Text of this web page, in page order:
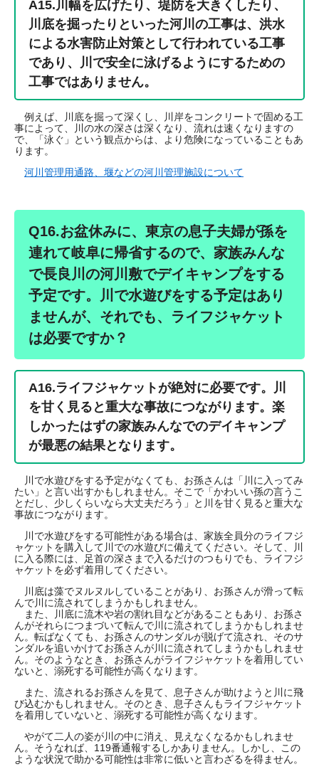
A15.川幅を広げたり、堤防を大きくしたり、
川底を掘ったりといった河川の工事は、洪水
による水害防止対策として行われている工事
であり、川で安全に泳げるようにするための
工事ではありません。
例えば、川底を掘って深くし、川岸をコンクリートで固める工
事によって、川の水の深さは深くなり、流れは速くなりますの
で、「泳ぐ」という観点からは、より危険になっていることもあ
ります。
河川管理用通路、堰などの河川管理施設について
Q16.お盆休みに、東京の息子夫婦が孫を
連れて岐阜に帰省するので、家族みんな
で長良川の河川敷でデイキャンプをする
予定です。川で水遊びをする予定はあり
ませんが、それでも、ライフジャケット
は必要ですか？
A16.ライフジャケットが絶対に必要です。川
を甘く見ると重大な事故につながります。楽
しかったはずの家族みんなでのデイキャンプ
が最悪の結果となります。
川で水遊びをする予定がなくても、お孫さんは「川に入ってみ
たい」と言い出すかもしれません。そこで「かわいい孫の言うこ
とだし、少しくらいなら大丈夫だろう」と川を甘く見ると重大な
事故につながります。
川で水遊びをする可能性がある場合は、家族全員分のライフジ
ャケットを購入して川での水遊びに備えてください。そして、川
に入る際には、足首の深さまで入るだけのつもりでも、ライフジ
ャケットを必ず着用してください。
川底は藻でヌルヌルしていることがあり、お孫さんが滑って転
んで川に流されてしまうかもしれません。
また、川底に流木や岩の割れ目などがあることもあり、お孫さ
んがそれらにつまづいて転んで川に流されてしまうかもしれませ
ん。転ばなくても、お孫さんのサンダルが脱げて流され、そのサ
ンダルを追いかけてお孫さんが川に流されてしまうかもしれませ
ん。そのようなとき、お孫さんがライフジャケットを着用してい
ないと、溺死する可能性が高くなります。
また、流されるお孫さんを見て、息子さんが助けようと川に飛
び込むかもしれません。そのとき、息子さんもライフジャケット
を着用していないと、溺死する可能性が高くなります。
やがて二人の姿が川の中に消え、見えなくなるかもしれませ
ん。そうなれば、119番通報するしかありません。しかし、この
ような状況で助かる可能性は非常に低いと言わざるを得ません。